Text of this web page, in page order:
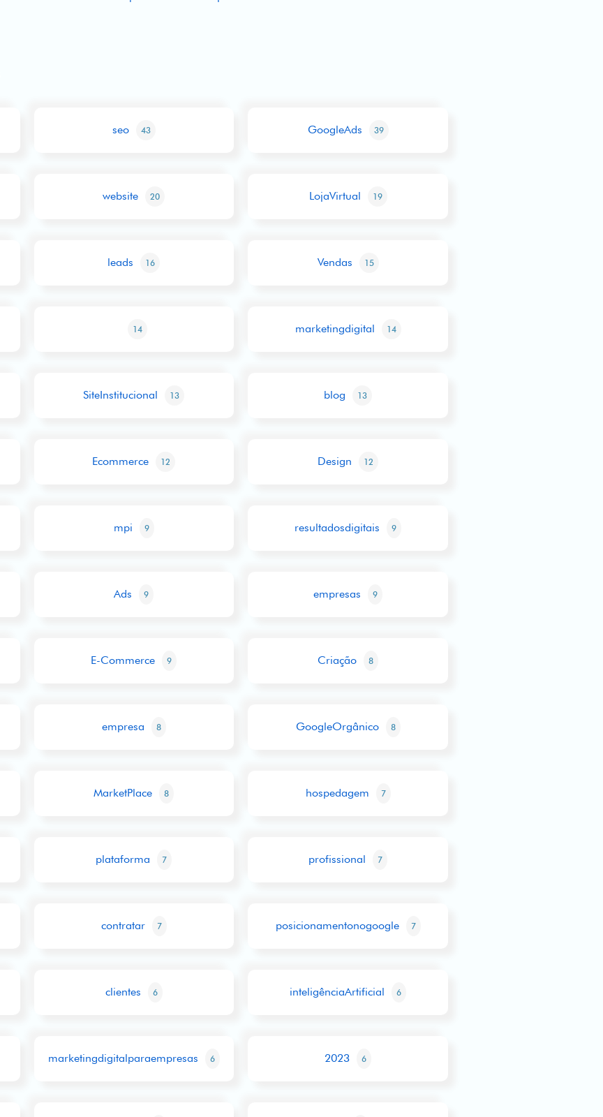
seo 43 GoogleAds 39
website 20 LojaVirtual 19
leads 16 Vendas 15
14 marketingdigital 14
SiteInstitucional 13 blog 13
Ecommerce 12 Design 12
mpi 9 resultadosdigitais 9
Ads 9 empresas 9
E-Commerce 9 Criação 8
empresa 8 GoogleOrgânico 8
MarketPlace 8 hospedagem 7
plataforma 7 profissional 7
contratar 7 posicionamentonogoogle 7
clientes 6 inteligênciaArtificial 6
marketingdigitalparaempresas 6 2023 6